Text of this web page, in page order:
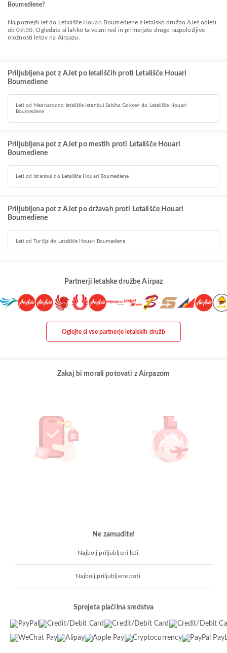
Boumediene?
Najpoznejši let do Letališče Houari Boumediene z letalsko družbo AJet odleti
ob 09:50. Ogledate si lahko ta vozni red in primerjate druge razpoložljive
možnosti letov na Airpazu.
Priljubljena pot z AJet po letališčih proti Letališče Houari
Boumediene
Leti od Mednarodno letališče Istanbul Sabiha Gokcen do Letališče Houari
Boumediene
Priljubljena pot z AJet po mestih proti Letališče Houari
Boumediene
Leti od Istanbul do Letališče Houari Boumediene
Priljubljena pot z AJet po državah proti Letališče Houari
Boumediene
Leti od Turčija do Letališče Houari Boumediene
Partnerji letalske družbe Airpaz
Oglejte si vse partnerje letalskih družb
Zakaj bi morali potovati z Airpazom
Ne zamudite!
Najbolj priljubljeni leti
Najbolj priljubljene poti
Sprejeta plačilna sredstva